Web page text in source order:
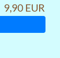
9,90 EUR